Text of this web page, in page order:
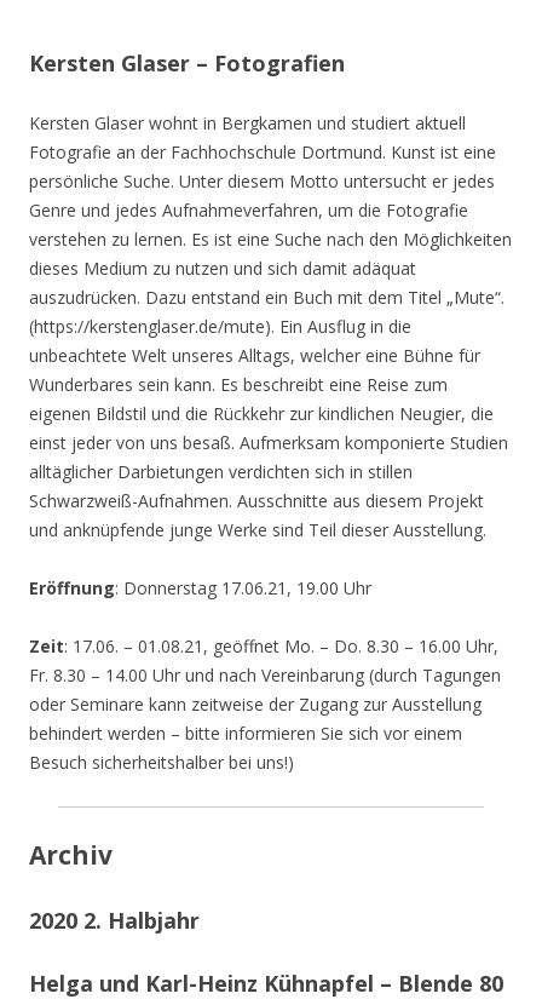
Kersten Glaser – Fotografien
Kersten Glaser wohnt in Bergkamen und studiert aktuell
Fotografie an der Fachhochschule Dortmund. Kunst ist eine
persönliche Suche. Unter diesem Motto untersucht er jedes
Genre und jedes Aufnahmeverfahren, um die Fotografie
verstehen zu lernen. Es ist eine Suche nach den Möglichkeiten
dieses Medium zu nutzen und sich damit adäquat
auszudrücken. Dazu entstand ein Buch mit dem Titel „Mute“.
(https://kerstenglaser.de/mute). Ein Ausflug in die
unbeachtete Welt unseres Alltags, welcher eine Bühne für
Wunderbares sein kann. Es beschreibt eine Reise zum
eigenen Bildstil und die Rückkehr zur kindlichen Neugier, die
einst jeder von uns besaß. Aufmerksam komponierte Studien
alltäglicher Darbietungen verdichten sich in stillen
Schwarzweiß-Aufnahmen. Ausschnitte aus diesem Projekt
und anknüpfende junge Werke sind Teil dieser Ausstellung.
Eröffnung: Donnerstag 17.06.21, 19.00 Uhr
Zeit: 17.06. – 01.08.21, geöffnet Mo. – Do. 8.30 – 16.00 Uhr,
Fr. 8.30 – 14.00 Uhr und nach Vereinbarung (durch Tagungen
oder Seminare kann zeitweise der Zugang zur Ausstellung
behindert werden – bitte informieren Sie sich vor einem
Besuch sicherheitshalber bei uns!)
Archiv
2020 2. Halbjahr
Helga und Karl-Heinz Kühnapfel – Blende 80